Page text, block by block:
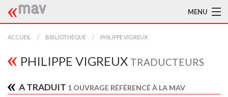
MENU
ACCUEIL
LA MAV
ACCUEIL BIBLIOTHÈQUE PHILIPPE VIGREUX
PHILIPPE VIGREUX TRADUCTEURS
A TRADUIT 1 OUVRAGE RÉFÉRENCÉ À LA MAV